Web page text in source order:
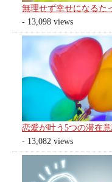
無理せず幸せになるた
- 13,098 views
恋愛が叶う5つの潜在
- 13,082 views